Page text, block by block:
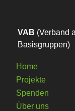
VAB (Verband
Basisgruppen)
Home
Projekte
Spenden
Über uns